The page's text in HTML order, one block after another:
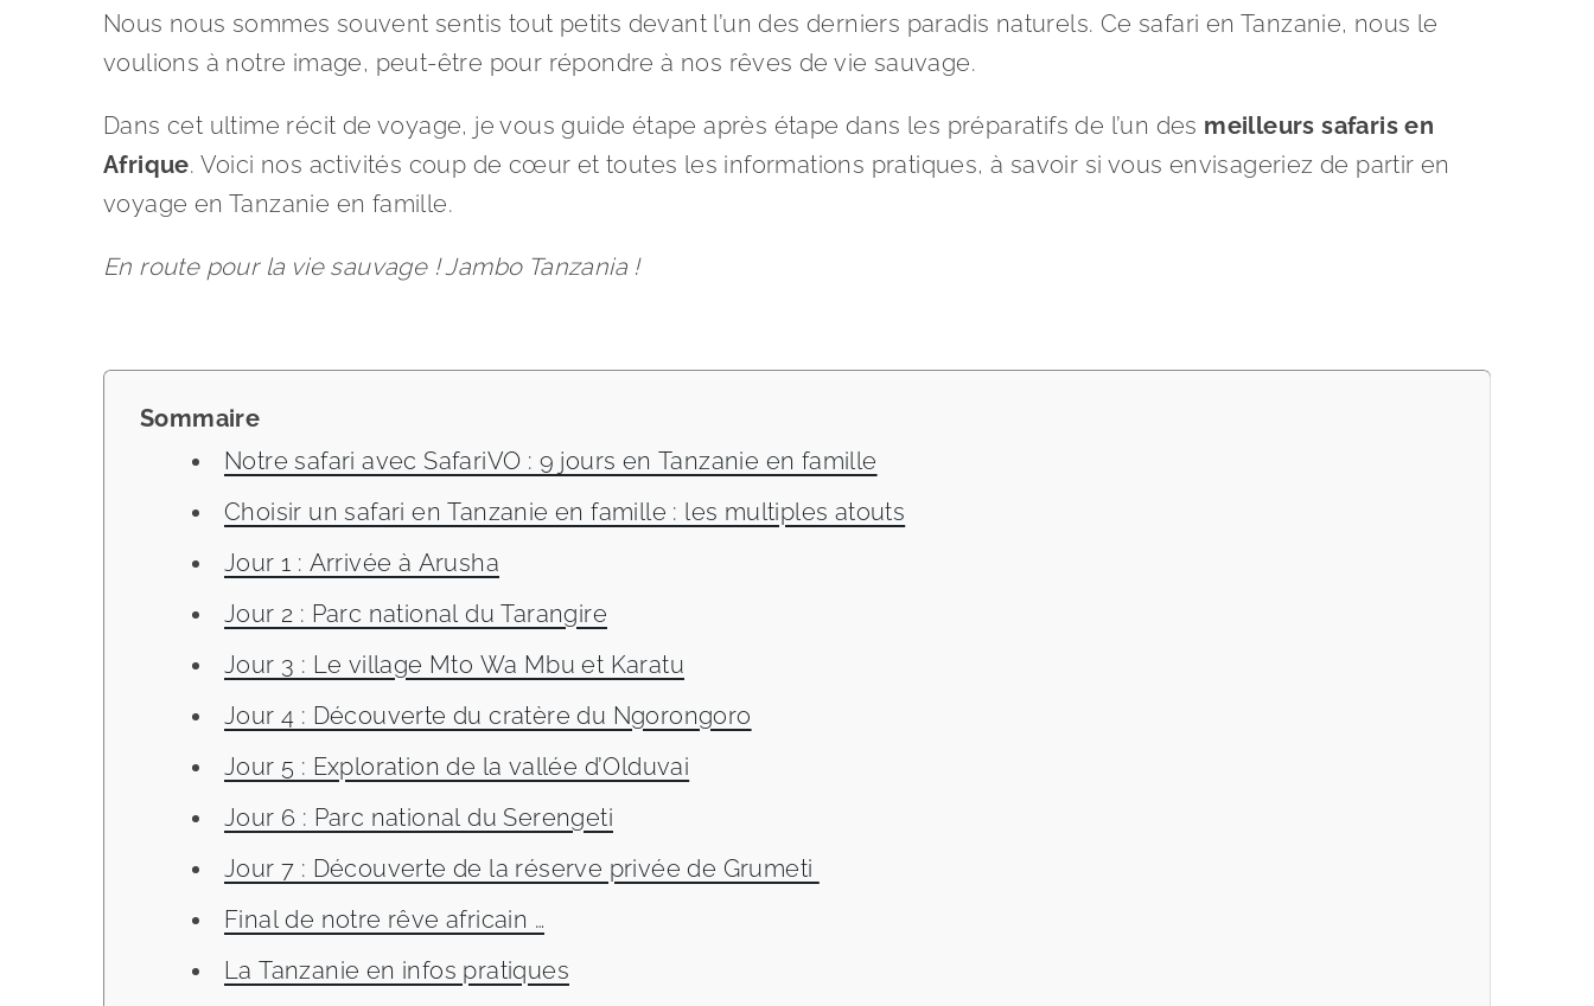
Nous nous sommes souvent sentis tout petits devant l’un des derniers paradis naturels. Ce safari en Tanzanie, nous le
voulions à notre image, peut-être pour répondre à nos rêves de vie sauvage.
Dans cet ultime récit de voyage, je vous guide étape après étape dans les préparatifs de l’un des meilleurs safaris en
Afrique. Voici nos activités coup de cœur et toutes les informations pratiques, à savoir si vous envisageriez de partir en
voyage en Tanzanie en famille.
En route pour la vie sauvage ! Jambo Tanzania !
Sommaire
Notre safari avec SafariVO : 9 jours en Tanzanie en famille
Choisir un safari en Tanzanie en famille : les multiples atouts
Jour 1 : Arrivée à Arusha
Jour 2 : Parc national du Tarangire
Jour 3 : Le village Mto Wa Mbu et Karatu
Jour 4 : Découverte du cratère du Ngorongoro
Jour 5 : Exploration de la vallée d’Olduvai
Jour 6 : Parc national du Serengeti
Jour 7 : Découverte de la réserve privée de Grumeti
Final de notre rêve africain …
La Tanzanie en infos pratiques